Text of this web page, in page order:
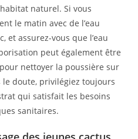
naturel. Si vous
le matin avec de l’eau
et assurez-vous que l’eau
peut également être
nettoyer la poussière sur
le doute, privilégiez toujours
qui satisfait les besoins
sanitaires.